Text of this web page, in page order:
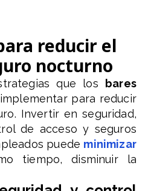
reducir el
nocturno
que los
bares
para reducir
Invertir en seguridad,
de acceso y seguros
puede minimizar
tiempo, disminuir la